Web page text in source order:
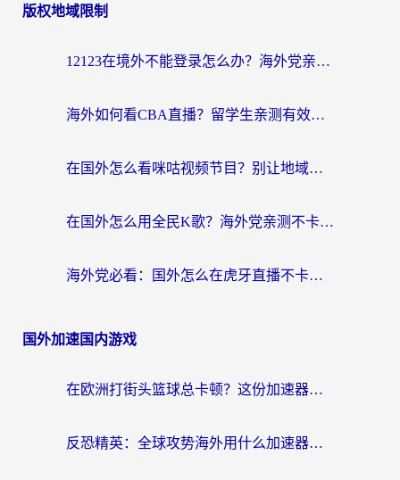
版权地域限制
12123在境外不能登录怎么办？海外党亲测有效的回国加速方案
海外如何看CBA直播？留学生亲测有效的体育赛事观看指南
在国外怎么看咪咕视频节目？别让地域限制挡住你的追剧自由
在国外怎么用全民K歌？海外党亲测不卡顿的回国加速秘籍
海外党必看：国外怎么在虎牙直播不卡顿？附腾讯视频网易云音乐解决方案
国外加速国内游戏
在欧洲打街头篮球总卡顿？这份加速器选择指南帮你解决延迟难题
反恐精英：全球攻势海外用什么加速器登录？海外党国服游戏畅玩指南